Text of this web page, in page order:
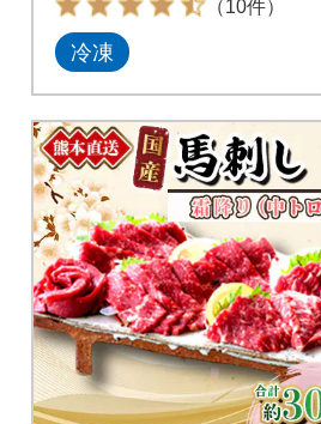
（10件）
冷凍